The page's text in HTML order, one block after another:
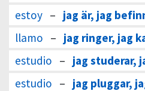
estoy – jag är, jag
llamo – jag ringer, jag
estudio – jag studerar,
estudio – jag pluggar,